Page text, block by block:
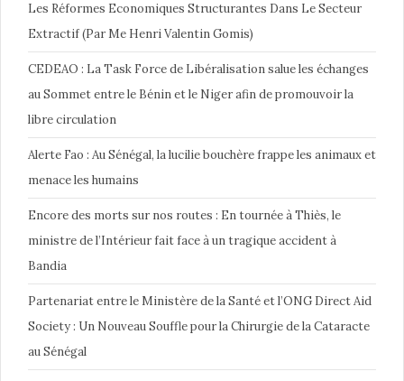
Les Réformes Economiques Structurantes Dans Le Secteur
Extractif (Par Me Henri Valentin Gomis)
CEDEAO : La Task Force de Libéralisation salue les échanges
au Sommet entre le Bénin et le Niger afin de promouvoir la
libre circulation
Alerte Fao : Au Sénégal, la lucilie bouchère frappe les animaux et
menace les humains
Encore des morts sur nos routes : En tournée à Thiès, le
ministre de l’Intérieur fait face à un tragique accident à
Bandia
Partenariat entre le Ministère de la Santé et l’ONG Direct Aid
Society : Un Nouveau Souffle pour la Chirurgie de la Cataracte
au Sénégal